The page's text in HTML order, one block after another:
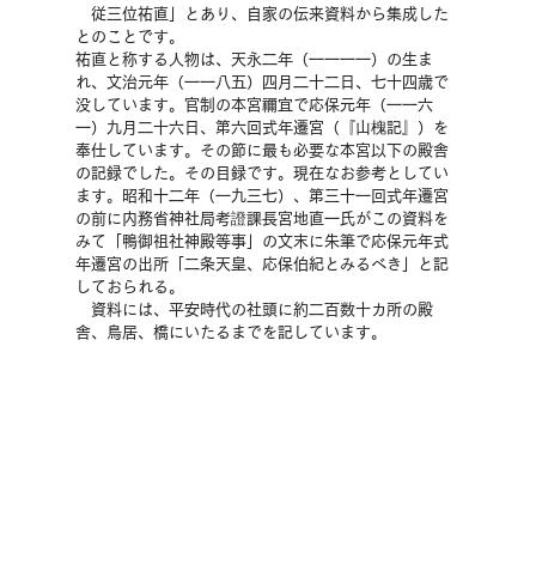
従三位祐直」とあり、自家の伝来資料から集成した
とのことです。
祐直と称する人物は、天永二年（一一一一）の生ま
れ、文治元年（一一八五）四月二十二日、七十四歳で
没しています。官制の本宮禰宜で応保元年（一一六
一）九月二十六日、第六回式年遷宮（『山槐記』）を
奉仕しています。その節に最も必要な本宮以下の殿舎
の記録でした。その目録です。現在なお参考としてい
ます。昭和十二年（一九三七）、第三十一回式年遷宮
の前に内務省神社局考證課長宮地直一氏がこの資料を
みて「鴨御祖社神殿等事」の文末に朱筆で応保元年式
年遷宮の出所「二条天皇、応保伯紀とみるべき」と記
しておられる。
資料には、平安時代の社頭に約二百数十カ所の殿
舎、鳥居、橋にいたるまでを記しています。